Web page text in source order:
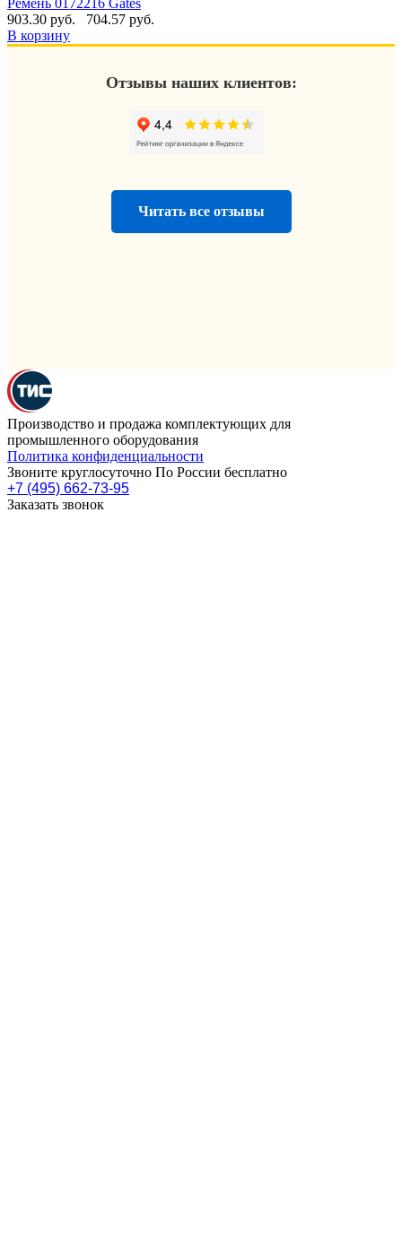
Ремень 0172216 Gates
903.30 руб.
704.57 руб.
В корзину
Отзывы наших клиентов:
Читать все отзывы
Производство и продажа комплектующих для
промышленного оборудования
Политика конфиденциальности
Звоните круглосуточно По России бесплатно
+7 (495) 662-73-95
Заказать звонок